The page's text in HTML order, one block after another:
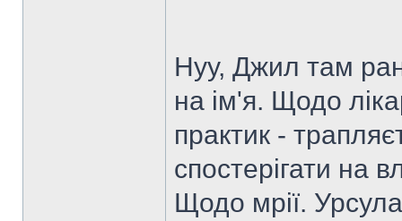
Нуу, Джил там
на ім'я. Щодо
практик -
спостерігати на
Щодо мрії.